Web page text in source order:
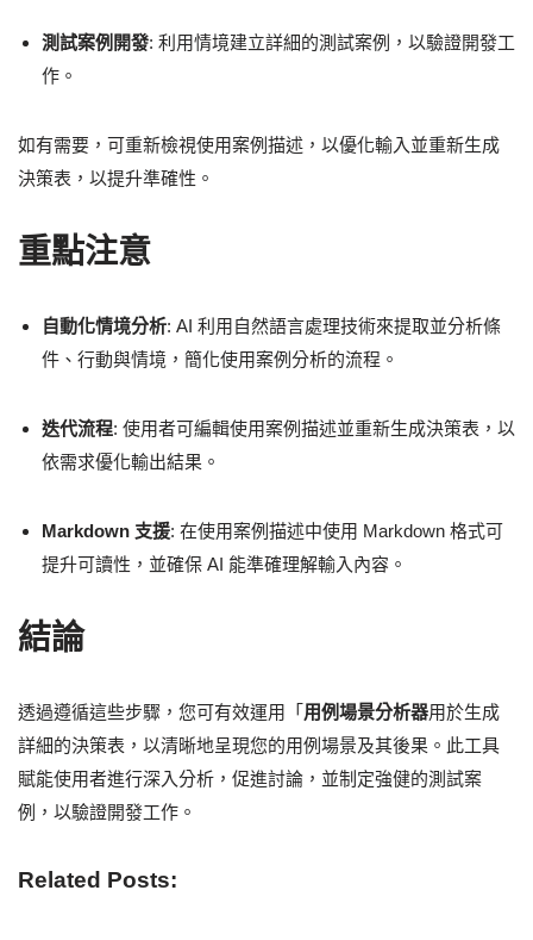
測試案例開發: 利用情境建立詳細的測試案例，以驗證開發工
作。
如有需要，可重新檢視使用案例描述，以優化輸入並重新生成
決策表，以提升準確性。
重點注意
自動化情境分析: AI 利用自然語言處理技術來提取並分析條
件、行動與情境，簡化使用案例分析的流程。
迭代流程: 使用者可編輯使用案例描述並重新生成決策表，以
依需求優化輸出結果。
Markdown 支援: 在使用案例描述中使用 Markdown 格式可
提升可讀性，並確保 AI 能準確理解輸入內容。
結論
透過遵循這些步驟，您可有效運用「 用例場景分析器用於生成
詳細的決策表，以清晰地呈現您的用例場景及其後果。此工具
賦能使用者進行深入分析，促進討論，並制定強健的測試案
例，以驗證開發工作。
Related Posts: